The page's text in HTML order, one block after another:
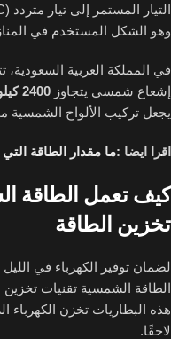
وهو الشكل المستخدم في
في المملكة العربية
إشعاع شمسي يتجاوز 2400 كيلوواط ساعة لكل متر مربع سنويًا
يجعل تركيب الألواح الشمسية
اقرا ايضا :ما مقدار الطاقة
كيف تعمل الطاقة
تخزين الطاقة
لضمان توفير الكهرباء في الليل
هذه البطاريات تخزن الكهرباء
لاحقًا.